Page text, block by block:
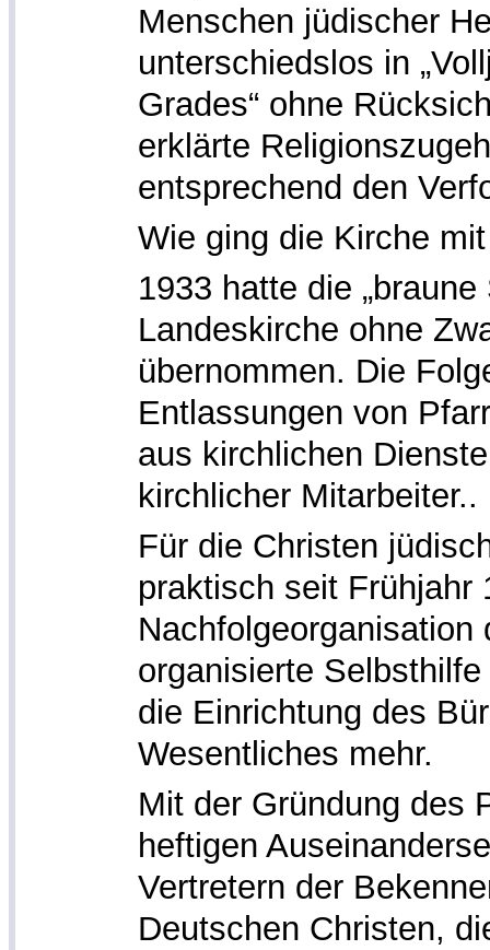
Menschen jüdischer
unterschiedslos in
Grades“ ohne
erklärte
entsprechend den
Wie ging die Kirche
1933 hatte die
Landeskirche ohne
übernommen. Die
Entlassungen von
aus kirchlichen
kirchlicher Mitarbeiter..
Für die Christen
praktisch seit Frühjahr
organisierte
die Einrichtung des
Wesentliches mehr.
Mit der Gründung des
heftigen
Vertretern der
Deutschen Christen,